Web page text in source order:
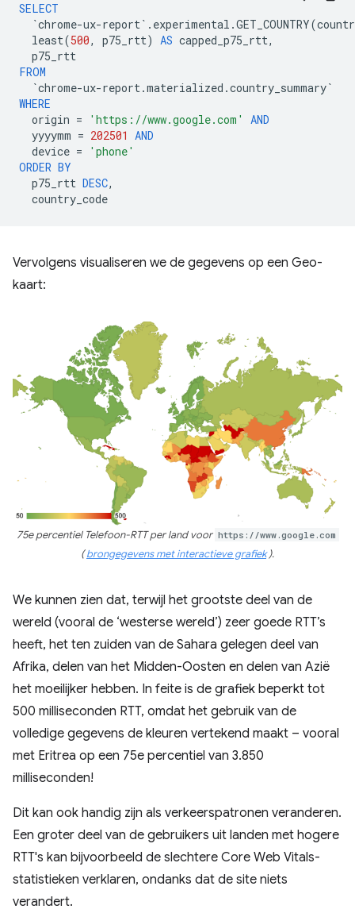
SELECT
`chrome-ux-report` . experimental .GET_COUNTRY(
least(500, p75_rtt) AS capped_p75_rtt,
p75_rtt
FROM
`chrome-ux-report.materialized .country_summary`
WHERE
origin = 'https://www.google.com'
AND
yyyymm = 202501 AND
device =
'phone'
ORDER BY
p75_rtt DESC,
country_code
Vervolgens visualiseren we de gegevens op een Geo-
kaart:
75e percentiel Telefoon-RTT per land voor https://www.google.com
(brongegevens met interactieve grafiek).
We kunnen zien dat, terwijl het grootste deel van de
wereld (vooral de ‘westerse wereld’) zeer goede RTT’s
heeft, het ten zuiden van de Sahara gelegen deel van
Afrika, delen van het Midden-Oosten en delen van Azië
het moeilijker hebben. In feite is de grafiek beperkt tot
500 milliseconden RTT, omdat het gebruik van de
volledige gegevens de kleuren vertekend maakt – vooral
met Eritrea op een 75e percentiel van 3.850
milliseconden!
Dit kan ook handig zijn als verkeerspatronen veranderen.
Een groter deel van de gebruikers uit landen met hogere
RTT's kan bijvoorbeeld de slechtere Core Web Vitals-
statistieken verklaren, ondanks dat de site niets
verandert.